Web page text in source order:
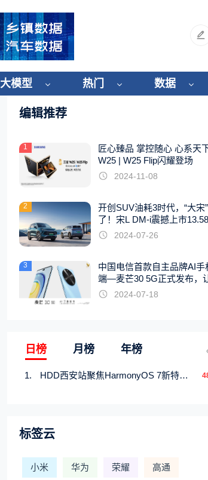
大模型 热门 数据
编辑推荐
1
匠心臻品 掌控随心 心系天
W25 | W25 Flip闪耀登场
2024-11-08
2
开创SUV油耗3时代，“大宋
了！宋L DM-i震撼上市
起
2024-07-26
3
中国电信首款自主品牌AI手
端—麦芒30 5G正式发布，
触手可及2024-07-18
日榜 月榜 年榜
HDD西安站聚焦HarmonyOS 7新特性，解锁从互联到智能的应用开发新范式
标签云
小米 华为 荣耀 高通